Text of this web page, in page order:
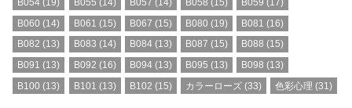
B054 (19) B055 (14) B057 (14) B058 (15) B059 (17)
B060 (14) B061 (15) B067 (15) B080 (19) B081 (16)
B082 (13) B083 (14) B084(13) B087 (15) B088 (15)
B091 (13) B092 (16) B094(13) B095 (13) B098 (13)
B100 (13) B101 (13) B102 (15) カラーローズ (33) 色彩心理 (31)